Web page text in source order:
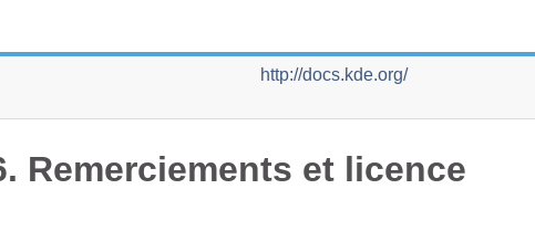
http://docs.kde.org/
Remerciements et licence